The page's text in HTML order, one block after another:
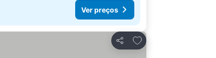
Ver preços
Partilhar
Adicionar aos favoritos